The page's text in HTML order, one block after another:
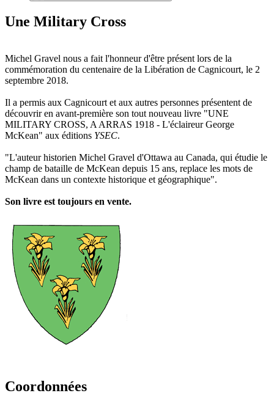
Une Military Cross
Michel Gravel nous a fait l'honneur d'être présent lors de la
commémoration du centenaire de la Libération de Cagnicourt, le 2
septembre 2018.
Il a permis aux Cagnicourt et aux autres personnes présentent de
découvrir en avant-première son tout nouveau livre "UNE
MILITARY CROSS, A ARRAS 1918 - L'éclaireur George
McKean" aux éditions YSEC.
"L'auteur historien Michel Gravel d'Ottawa au Canada, qui étudie le
champ de bataille de McKean depuis 15 ans, replace les mots de
McKean dans un contexte historique et géographique".
Son livre est toujours en vente.
Coordonnées